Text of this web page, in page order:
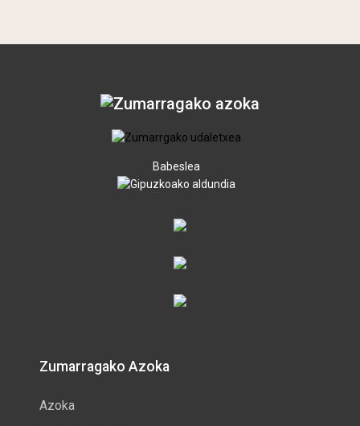
Babeslea
Zumarragako Azoka
Azoka